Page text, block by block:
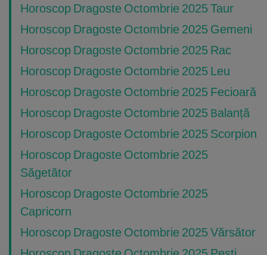
Horoscop Dragoste Octombrie 2025 Taur
Horoscop Dragoste Octombrie 2025 Gemeni
Horoscop Dragoste Octombrie 2025 Rac
Horoscop Dragoste Octombrie 2025 Leu
Horoscop Dragoste Octombrie 2025 Fecioară
Horoscop Dragoste Octombrie 2025 Balanță
Horoscop Dragoste Octombrie 2025 Scorpion
Horoscop Dragoste Octombrie 2025
Săgetător
Horoscop Dragoste Octombrie 2025
Capricorn
Horoscop Dragoste Octombrie 2025 Vărsător